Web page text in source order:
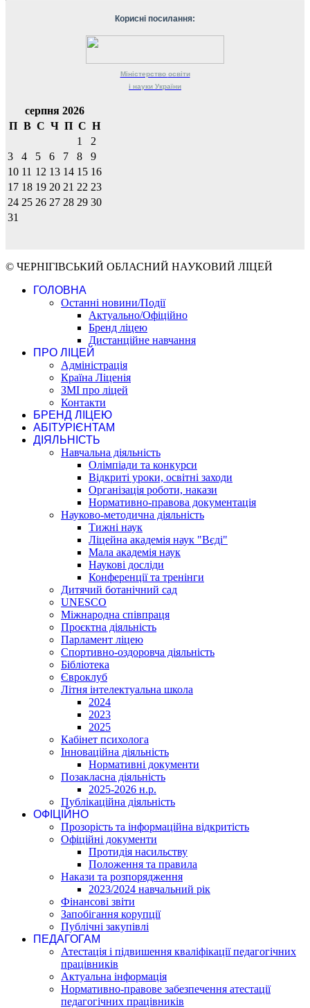
Корисні посилання:
Міністерство освіти
і науки України
серпня 2026
П В С Ч П С Н
1
2
3
4 5 6 7 8
9
10 11 12 13 14 15 16
17 18 19 20 21 22 23
24 25 26 27 28 29 30
31
© ЧЕРНІГІВСЬКИЙ ОБЛАСНИЙ НАУКОВИЙ ЛІЦЕЙ
ГОЛОВНА
Останні новини/Події
Актуально/Офіційно
Бренд ліцею
Дистанційне навчання
ПРО ЛІЦЕЙ
Адміністрація
Країна Ліценія
ЗМІ про ліцей
Контакти
БРЕНД ЛІЦЕЮ
АБІТУРІЄНТАМ
ДІЯЛЬНІСТЬ
Навчальна діяльність
Олімпіади та конкурси
Відкриті уроки, освітні заходи
Організація роботи, накази
Нормативно-правова документація
Науково-методична діяльність
Тижні наук
Ліцейна академія наук "Вєді"
Мала академія наук
Наукові досліди
Конференції та тренінги
Дитячий ботанічний сад
UNESCO
Міжнародна співпраця
Проєктна діяльність
Парламент ліцею
Спортивно-оздоровча діяльність
Бібліотека
Євроклуб
Літня інтелектуальна школа
2024
2023
2025
Кабінет психолога
Інноваційна діяльність
Нормативні документи
Позакласна діяльність
2025-2026 н.р.
Публікаційна діяльність
ОФІЦІЙНО
Прозорість та інформаційна відкритість
Офіційні документи
Протидія насильству
Положення та правила
Накази та розпорядження
2023/2024 навчальний рік
Фінансові звіти
Запобігання корупції
Публічні закупівлі
ПЕДАГОГАМ
Атестація і підвишення кваліфікації педагогічних
працівників
Актуальна інформація
Нормативно-правове забезпечення атестації
педагогічних працівників